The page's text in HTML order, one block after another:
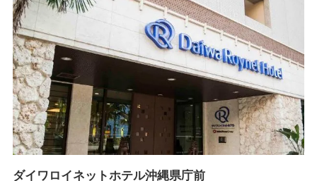
ダイワロイネットホテル沖縄県庁前